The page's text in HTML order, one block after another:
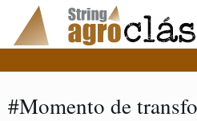
#Momento de